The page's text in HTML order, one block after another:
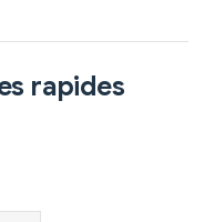
rapides